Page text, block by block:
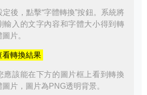
後，點擊“字體轉換”按鈕。系統將
輸入的文字內容和字體大小得到轉
片。
看轉換結果
應該能在下方的圖片框上看到轉換
片，圖片為PNG透明背景。